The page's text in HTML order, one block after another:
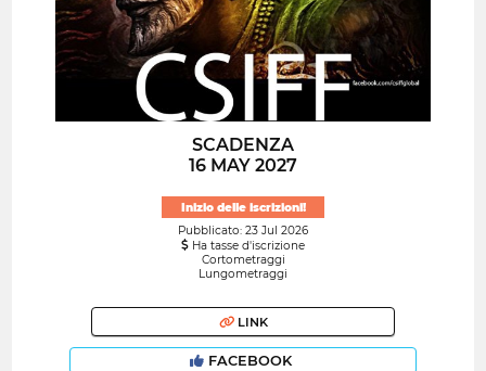
SCADENZA
16 MAY 2027
Inizio delle iscrizioni!
Pubblicato: 23 Jul 2026
Ha tasse d'iscrizione
Cortometraggi
Lungometraggi
LINK
FACEBOOK